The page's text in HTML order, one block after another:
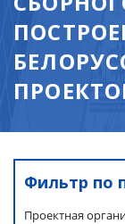
Фильтр по
Проектная